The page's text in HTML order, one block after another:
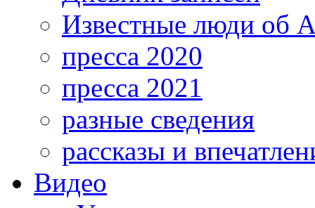
Известные люди об
пресса 2020
пресса 2021
разные сведения
рассказы и
Видео